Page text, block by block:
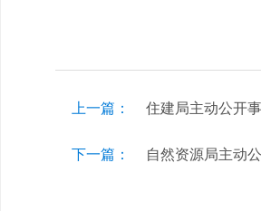
上一篇： 住建局主动公开
下一篇： 自然资源局主动